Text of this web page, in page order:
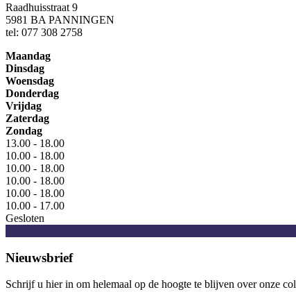
Raadhuisstraat 9
5981 BA PANNINGEN
tel: 077 308 2758
Maandag
Dinsdag
Woensdag
Donderdag
Vrijdag
Zaterdag
Zondag
13.00 - 18.00
10.00 - 18.00
10.00 - 18.00
10.00 - 18.00
10.00 - 18.00
10.00 - 17.00
Gesloten
Nieuwsbrief
Schrijf u hier in om helemaal op de hoogte te blijven over onze